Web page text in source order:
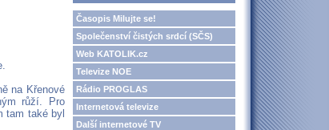
na Křenové
růží. Pro
tam také byl
Časopis Milujte se!
Společenství čistých srdcí (SČS)
Web KATOLIK.cz
Televize NOE
Rádio PROGLAS
Internetová televize
Další internetové TV